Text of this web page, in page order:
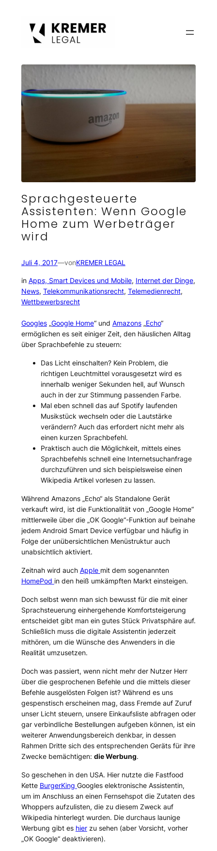
Sprachgesteuerte
Assistenten: Wenn Google
Home zum Werbeträger
wird
Juli 4, 2017—vonKREMER LEGAL
in Apps, Smart Devices und Mobile, Internet der Dinge
News, Telekommunikationsrecht, Telemedienrecht
Wettbewerbsrecht
Googles„Google Home“ und Amazons„Echo“
ermöglichen es seit einiger Zeit, den häuslichen Alltag
über Sprachbefehle zu steuern:
Das Licht einschalten? Kein Problem, die
richtigen Leuchtmittel vorausgesetzt wird es
innerhalb weniger Sekunden hell, auf Wunsch
auch in der zur Stimmung passenden Farbe.
Mal eben schnell das auf Spotify laufenden
Musikstück wechseln oder die Lautstärke
verändern? Auch das erfordert nicht mehr als
einen kurzen Sprachbefehl.
Praktisch auch die Möglichkeit, mittels eines
Sprachbefehls schnell eine Internetsuchanfrage
durchzuführen und sich beispielsweise einen
Wikipedia Artikel vorlesen zu lassen.
Während Amazons „Echo“ als Standalone Gerät
verkauft wird, ist die Funktionalität von „Google Home“
mittlerweile über die „OK Google“-Funktion auf beinahe
jedem Android Smart Device verfügbar und häufig in
Folge der unübersichtlichen Menüstruktur auch
unabsichtlich aktiviert.
Zeitnah wird auch Apple mit dem sogenannten
HomePod in den heiß umkämpften Markt einsteigen.
Doch selbst wenn man sich bewusst für die mit einer
Sprachsteuerung einhergehende Komfortsteigerung
entscheidet gibt man ein gutes Stück Privatsphäre auf.
Schließlich muss die digitale Assistentin jederzeit
mithören, um die Wünsche des Anwenders in die
Realität umzusetzen.
Doch was passiert, wenn nicht mehr der Nutzer Herr
über die gesprochenen Befehle und die mittels dieser
Befehle ausgelösten Folgen ist? Während es uns
gespenstisch erscheinen mag, dass Fremde auf Zuruf
unser Licht steuern, unsere Einkaufsliste abfragen oder
gar verbindliche Bestellungen aufgeben können, ist ein
weiterer Anwendungsbereich denkbar, in dessen
Rahmen Dritte sich des entsprechenden Geräts für ihre
Zwecke bemächtigen: die Werbung.
So geschehen in den USA. Hier nutzte die Fastfood
Kette BurgerKing Googles elektronische Assistentin,
um im Anschluss an einen Fernsehspot die Zutaten des
Whoppers aufzulisten, die zu diesem Zweck auf
Wikipedia hinterlegt wurden. Die durchaus launige
Werbung gibt es hierzu sehen (aber Vorsicht, vorher
„OK Google“ deaktivieren).